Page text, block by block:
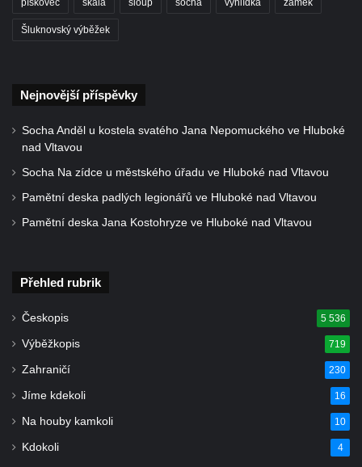
nad Ploučnicí
Hrob Theodora Sommera na hřbitově v
Benešově nad Ploučnicí
Hrob Christodoulona Panayiotise na
hřbitově v Benešově nad Ploučnicí
Hrob Franze Wünsche na hřbitově v
Benešově nad Ploučnicí
Pamětní desky obětem 1. světové války v
Pamětní deska Samuela Fullera na zámku
Šumburk nad Desnou v Tanvaldu
nad Desnou v Tanvaldu
Hrob sovětských dětí na hřbitově Šumburk
nad Desnou v Tanvaldu
Šluknovský výběžek
Nejnovější příspěvky
Socha Anděl u kostela svatého Jana Nepomuckého ve Hluboké
nad Vltavou
Socha Na zídce u městského úřadu ve Hluboké nad Vltavou
Pamětní deska padlých legionářů ve Hluboké nad Vltavou
Pamětní deska Jana Kostohryze ve Hluboké nad Vltavou
Přehled rubrik
Českopis 5 536
Výběžkopis 719
Zahraničí 230
Jíme kdekoli 16
Na houby kamkoli 10
Kdokoli 4